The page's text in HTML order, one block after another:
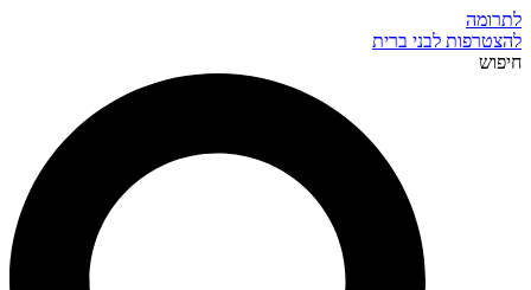
לתרומה
להצטרפות לבני ברית
חיפוש